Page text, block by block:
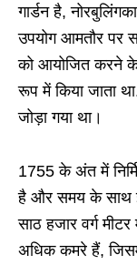
गार्डन है,
उपयोग आमतौर पर
को आयोजित करने के
रूप में किया जाता
जोड़ा गया था।
1755 के अंत में
है और समय के साथ
साठ हजार वर्ग
अधिक कमरे हैं,